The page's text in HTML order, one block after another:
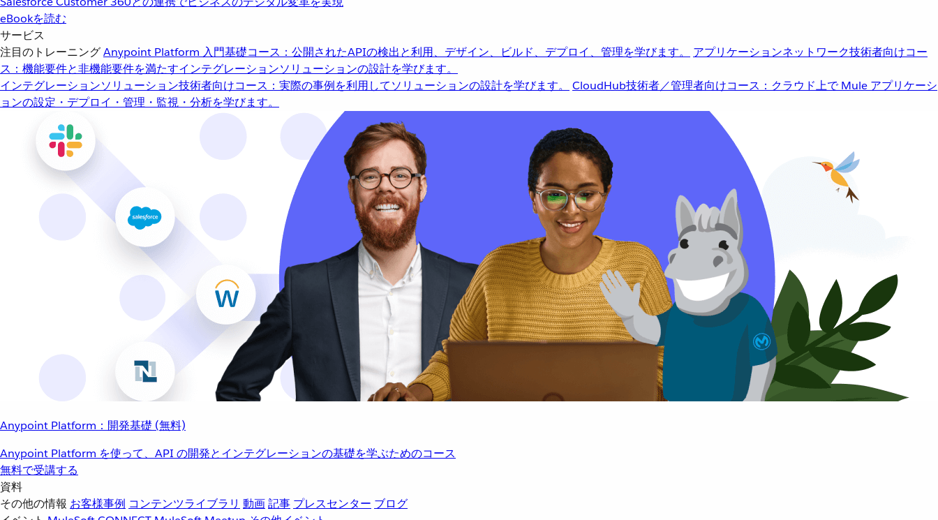
eBookを読む
サービス
注目のトレーニングAnypoint Platform 入門基礎コース：公開されたAPIの検出と利用、デザイン、ビルド、デプロイ、管理を学びます。 アプリケーションネットワーク技術者向けコー
ス：機能要件と非機能要件を満たすインテグレーションソリューションの設計を学びます。
インテグレーションソリューション技術者向けコース：実際の事例を利用してソリューションの設計を学びます。 CloudHub技術者／管理者向けコース：クラウド上で Mule アプリケーシ
ョンの設定・デプロイ・管理・監視・分析を学びます。
Anypoint Platform：開発基礎 (無料)
Anypoint Platform を使って、API の開発とインテグレーションの基礎を学ぶためのコース
無料で受講する
資料
その他の情報 お客様事例 コンテンツライブラリ 動画記事 プレスセンター ブログ